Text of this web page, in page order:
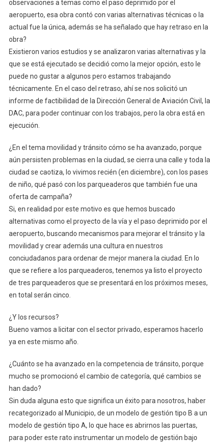
observaciones a temas como el paso deprimido por el
aeropuerto, esa obra contó con varias alternativas técnicas o la
actual fue la única, además se ha señalado que hay retraso en la
obra?
Existieron varios estudios y se analizaron varias alternativas y la
que se está ejecutado se decidió como la mejor opción, esto le
puede no gustar a algunos pero estamos trabajando
técnicamente. En el caso del retraso, ahí se nos solicitó un
informe de factibilidad de la Dirección General de Aviación Civil, la
DAC, para poder continuar con los trabajos, pero la obra está en
ejecución.
¿En el tema movilidad y tránsito cómo se ha avanzado, porque
aún persisten problemas en la ciudad, se cierra una calle y toda la
ciudad se caotiza, lo vivimos recién (en diciembre), con los pases
de niño, qué pasó con los parqueaderos que también fue una
oferta de campaña?
Si, en realidad por este motivo es que hemos buscado
alternativas como el proyecto de la vía y el paso deprimido por el
aeropuerto, buscando mecanismos para mejorar el tránsito y la
movilidad y crear además una cultura en nuestros
conciudadanos para ordenar de mejor manera la ciudad. En lo
que se refiere a los parqueaderos, tenemos ya listo el proyecto
de tres parqueaderos que se presentará en los próximos meses,
en total serán cinco.
¿Y los recursos?
Bueno vamos a licitar con el sector privado, esperamos hacerlo
ya en este mismo año.
¿Cuánto se ha avanzado en la competencia de tránsito, porque
mucho se promocionó el cambio de categoría, qué cambios se
han dado?
Sin duda alguna esto que significa un éxito para nosotros, haber
recategorizado al Municipio, de un modelo de gestión tipo B a un
modelo de gestión tipo A, lo que hace es abrirnos las puertas,
para poder este rato instrumentar un modelo de gestión bajo